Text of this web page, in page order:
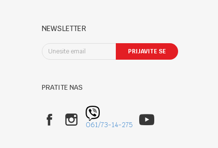
NEWSLETTER
PRIJAVITE SE
PRATITE NAS
061/73-14-275